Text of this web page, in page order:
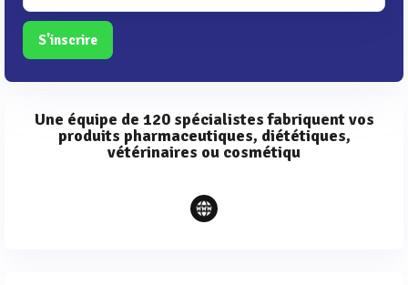
S'inscrire
Une équipe de 120 spécialistes fabriquent vos
produits pharmaceutiques, diététiques,
vétérinaires ou cosmétiqu